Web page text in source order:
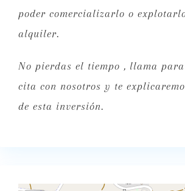
poder comercializarlo o
alquiler.
No pierdas el tiempo , llama
cita con nosotros y te
de esta inversión.